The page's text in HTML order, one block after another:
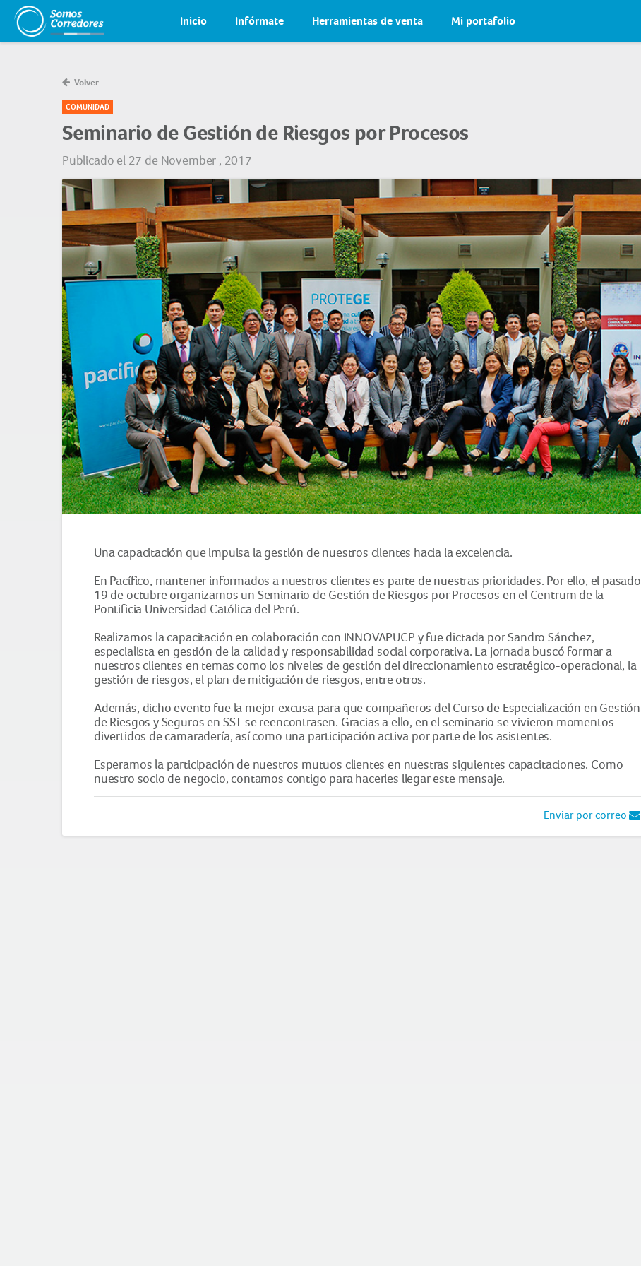
Inicio Infórmate Herramientas de venta Mi portafolio
Volver
COMUNIDAD
Seminario de Gestión de Riesgos por Procesos
Publicado el 27 de November , 2017
Una capacitación que impulsa la gestión de nuestros clientes hacia la excelencia.
En Pacífico, mantener informados a nuestros clientes es parte de nuestras prioridades. Por ello, el pasado
19 de octubre organizamos un Seminario de Gestión de Riesgos por Procesos en el Centrum de la
Pontificia Universidad Católica del Perú.
Realizamos la capacitación en colaboración con INNOVAPUCP y fue dictada por Sandro Sánchez,
especialista en gestión de la calidad y responsabilidad social corporativa. La jornada buscó formar a
nuestros clientes en temas como los niveles de gestión del direccionamiento estratégico-operacional, la
gestión de riesgos, el plan de mitigación de riesgos, entre otros.
Además, dicho evento fue la mejor excusa para que compañeros del Curso de Especialización en Gestión
de Riesgos y Seguros en SST se reencontrasen. Gracias a ello, en el seminario se vivieron momentos
divertidos de camaradería, así como una participación activa por parte de los asistentes.
Esperamos la participación de nuestros mutuos clientes en nuestras siguientes capacitaciones. Como
nuestro socio de negocio, contamos contigo para hacerles llegar este mensaje.
Enviar por correo